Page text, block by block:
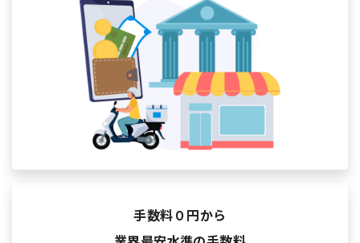
手数料０円から